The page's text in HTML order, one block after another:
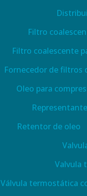
Filtro
Filtro coalescente
Fornecedor de filtros
Oleo para
Retentor de oleo
Valvula
Válvula termostática